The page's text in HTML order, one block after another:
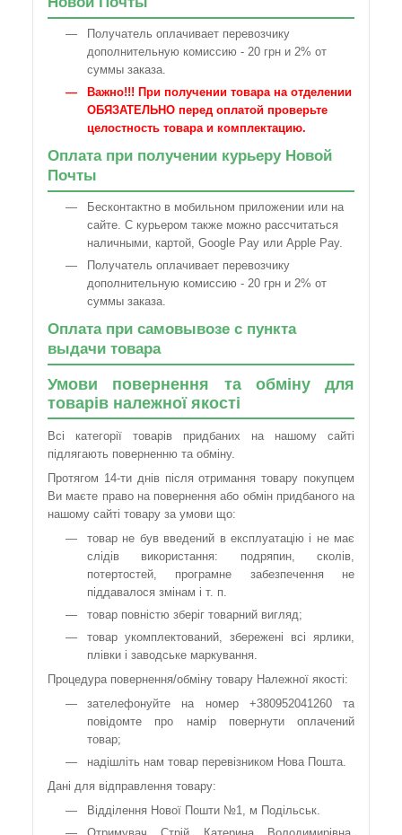
Получатель оплачивает перевозчику
дополнительную комиссию - 20 грн и 2% от
суммы заказа.
Важно!!! При получении товара на отделении
ОБЯЗАТЕЛЬНО перед оплатой проверьте
целостность товара и комплектацию.
Оплата при получении курьеру Новой
Почты
Бесконтактно в мобильном приложении или на
сайте. С курьером также можно рассчитаться
наличными, картой, Google Pay или Apple Pay.
Получатель оплачивает перевозчику
дополнительную комиссию - 20 грн и 2% от
суммы заказа.
Оплата при самовывозе с пункта
выдачи товара
Умови повернення та обміну для
товарів належної якості
Всі категорії товарів придбаних на нашому сайті
підлягають поверненню та обміну.
Протягом 14-ти днів після отримання товару покупцем
Ви маєте право на повернення або обмін придбаного на
нашому сайті товару за умови що:
товар не був введений в експлуатацію і не має
слідів використання: подряпин, сколів,
потертостей, програмне забезпечення не
піддавалося змінам і т. п.
товар повністю зберіг товарний вигляд;
товар укомплектований, збережені всі ярлики,
плівки і заводське маркування.
Процедура повернення/обміну товару Належної якості:
зателефонуйте на номер +380952041260 та
повідомте про намір повернути оплачений
товар;
надішліть нам товар перевізником Нова Пошта.
Дані для відправлення товару:
Відділення Нової Пошти №1, м Подільськ.